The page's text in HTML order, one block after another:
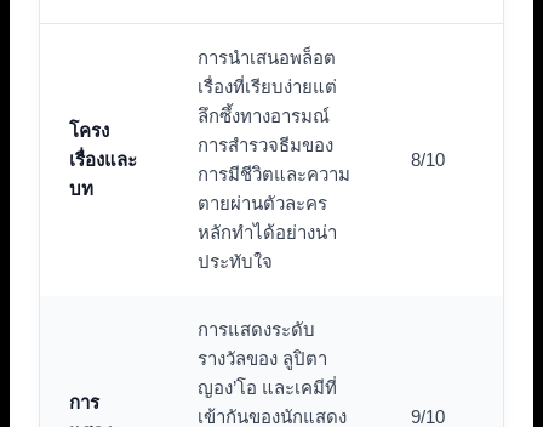
โครง
เรื่องและ
บท
การนำเสนอพล็อต
เรื่องที่เรียบง่ายแต่
ลึกซึ้งทางอารมณ์
การสำรวจธีมของ
การมีชีวิตและความ
ตายผ่านตัวละคร
หลักทำได้อย่างน่า
ประทับใจ
8/10
การ
การแสดงระดับ
รางวัลของ ลูปิตา
ญอง’โอ และเคมีที่
เข้ากันของนักแสดง
9/10